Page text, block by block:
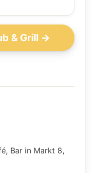
& Grill →
Bar in Markt 8,